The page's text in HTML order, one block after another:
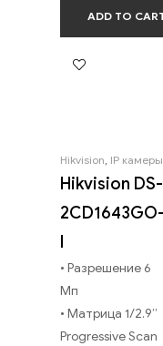
ADD TO
Hikvision, IP камеры
Hikvision DS-
• Разрешение 6
Мп
• Матрица 1/2.9’’
Progressive Scan